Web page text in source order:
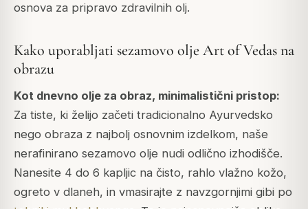
osnova za pripravo zdravilnih olj.
Kako uporabljati sezamovo olje Art of Vedas na
obrazu
Kot dnevno olje za obraz, minimalistični pristop:
Za tiste, ki želijo začeti tradicionalno Ayurvedsko
nego obraza z najbolj osnovnim izdelkom, naše
nerafinirano sezamovo olje nudi odlično izhodišče.
Nanesite 4 do 6 kapljic na čisto, rahlo vlažno kožo,
ogreto v dlaneh, in vmasirajte z navzgornjimi gibi po